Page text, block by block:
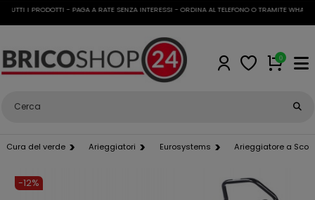
I PRODOTTI - PAGA A RATE SENZA INTERESSI - ORDINA AL TELEFONO O TRAMITE WHATSAPP
0
Cura del verde Arieggiatori Eurosystems Arieggiatore a
-12%